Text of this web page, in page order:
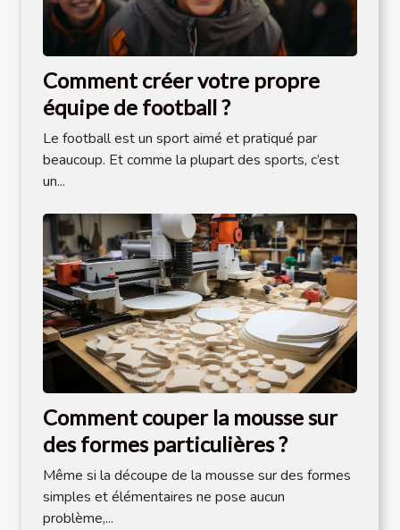
Comment créer votre propre
équipe de football ?
Le football est un sport aimé et pratiqué par
beaucoup. Et comme la plupart des sports, c’est
un...
Comment couper la mousse sur
des formes particulières ?
Même si la découpe de la mousse sur des formes
simples et élémentaires ne pose aucun
problème,...